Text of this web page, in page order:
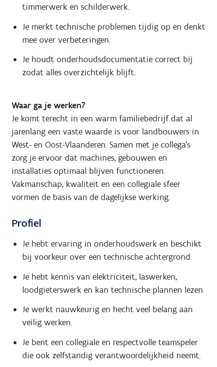
timmerwerk en schilderwerk.
Je merkt technische problemen tijdig op en denkt
mee over verbeteringen.
Je houdt onderhoudsdocumentatie correct bij
zodat alles overzichtelijk blijft.
Waar ga je werken?
Je komt terecht in een warm familiebedrijf dat al
jarenlang een vaste waarde is voor landbouwers in
West- en Oost-Vlaanderen. Samen met je collega's
zorg je ervoor dat machines, gebouwen en
installaties optimaal blijven functioneren.
Vakmanschap, kwaliteit en een collegiale sfeer
vormen de basis van de dagelijkse werking.
Profiel
Je hebt ervaring in onderhoudswerk en beschikt
bij voorkeur over een technische achtergrond.
Je hebt kennis van elektriciteit, laswerken,
loodgieterswerk en kan technische plannen lezen.
Je werkt nauwkeurig en hecht veel belang aan
veilig werken.
Je bent een collegiale en respectvolle teamspeler
die ook zelfstandig verantwoordelijkheid neemt.